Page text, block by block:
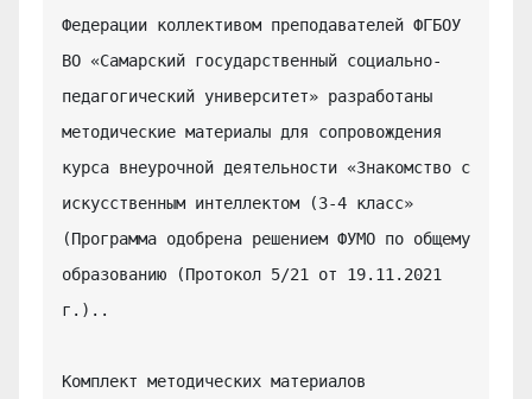
Федерации коллективом преподавателей ФГБОУ
ВО «Самарский государственный социально-
педагогический университет» разработаны
методические материалы для сопровождения
курса внеурочной деятельности «Знакомство с
искусственным интеллектом (3-4 класс»
(Программа одобрена решением ФУМО по общему
образованию (Протокол 5/21 от 19.11.2021
г.)..
Комплект методических материалов